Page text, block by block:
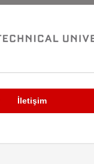
İletişim